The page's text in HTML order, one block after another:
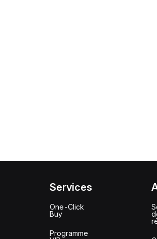
Services
One-Click
Buy
Programme